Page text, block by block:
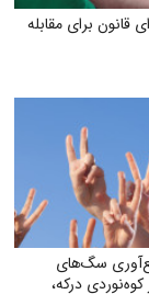
قانون برای مقابله
سگ‌های
درکه،